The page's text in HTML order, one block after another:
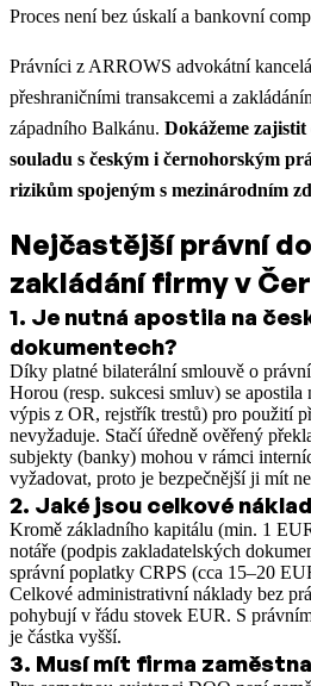
Proces není bez úskalí a bankovní
Právníci z ARROWS advokátní
přeshraničními transakcemi a
západního Balkánu. Dokážeme
souladu s českým i černohorským
rizikům spojeným s mezinárodním
Nejčastější právní
zakládání firmy v
1. Je nutná apostila na
dokumentech?
Díky platné bilaterální smlouvě o
Horou (resp. sukcesi smluv) se apostila
výpis z OR, rejstřík trestů) pro použití
nevyžaduje. Stačí úředně ověřený
subjekty (banky) mohou v rámci
vyžadovat, proto je bezpečnější ji mít
2. Jaké jsou celkové
Kromě základního kapitálu (min. 1
notáře (podpis zakladatelských
správní poplatky CRPS (cca 15–20
Celkové administrativní náklady bez
pohybují v řádu stovek EUR. S
je částka vyšší.
3. Musí mít firma